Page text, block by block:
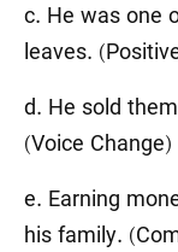
c. He was one
leaves.
d. He sold
(Voice Change)
e. Earning
his family.